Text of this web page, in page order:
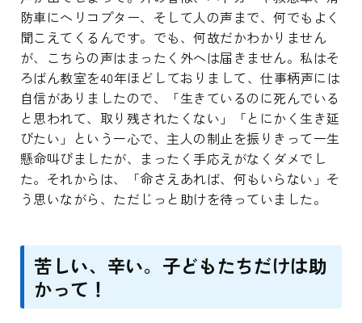
防車にヘリコプター、そして人の声まで、何でもよく
聞こえてくるんです。でも、何故だかわかりません
が、こちらの声はまったく外へは届きません。私はそ
ろばん教室を40年ほどしておりまして、仕事柄声には
自信がありましたので、「生きているのに死んでいる
と思われて、取り残されたくない」「とにかく生き延
びたい」という一心で、主人の制止を振りきって一生
懸命叫びましたが、まったく手応えがなくダメでし
た。それからは、「命さえあれば、何もいらない」そ
う思いながら、ただじっと助けを待っていました。
苦しい、辛い。子どもたちだけは助
かって！